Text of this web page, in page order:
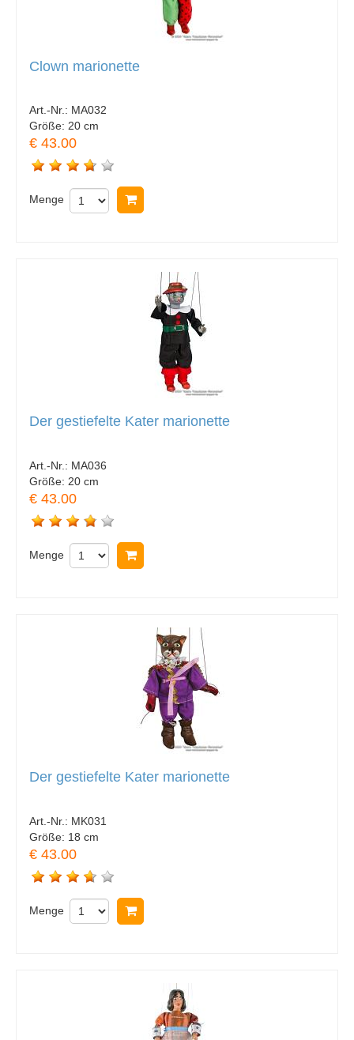
Clown marionette
Art.-Nr.: MA032
Größe: 20 cm
€ 43.00
Menge
Der gestiefelte Kater marionette
Art.-Nr.: MA036
Größe: 20 cm
€ 43.00
Menge
Der gestiefelte Kater marionette
Art.-Nr.: MK031
Größe: 18 cm
€ 43.00
Menge